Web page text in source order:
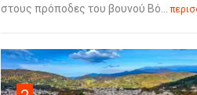
στους πρόποδες του βουνού Βό...